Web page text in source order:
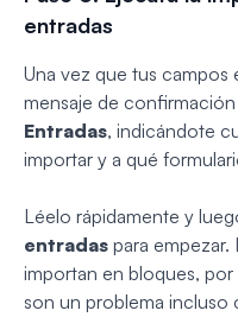
entradas
Una vez que tus campos
mensaje de
Entradas, indicándote
importar y a qué
Léelo rápidamente y
entradas para empezar.
importan en bloques,
son un problema incluso